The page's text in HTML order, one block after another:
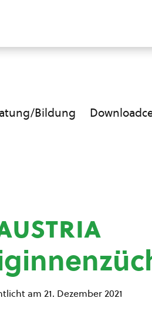
Bildung
am 21. Dezember 2021